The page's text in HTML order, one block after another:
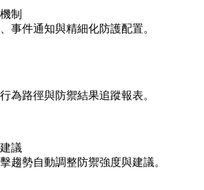
制
事件通知與精細化防護配置。
為路徑與防禦結果追蹤報表。
議
趨勢自動調整防禦強度與建議。